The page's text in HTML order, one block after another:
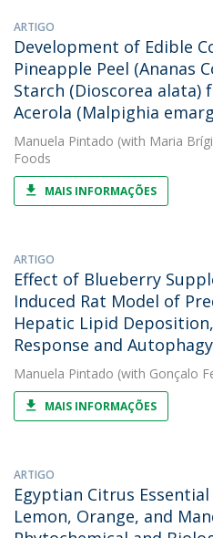
ARTIGO
Development of Edible
Pineapple Peel (Ananas
Starch (Dioscorea alata)
Acerola (Malpighia
Manuela Pintado (with Maria
Foods
MAIS INFORMAÇÕES
ARTIGO
Effect of Blueberry
Induced Rat Model of
Hepatic Lipid
Response and Autophagy
Manuela Pintado (with Gonçalo
MAIS INFORMAÇÕES
ARTIGO
Egyptian Citrus
Lemon, Orange, and